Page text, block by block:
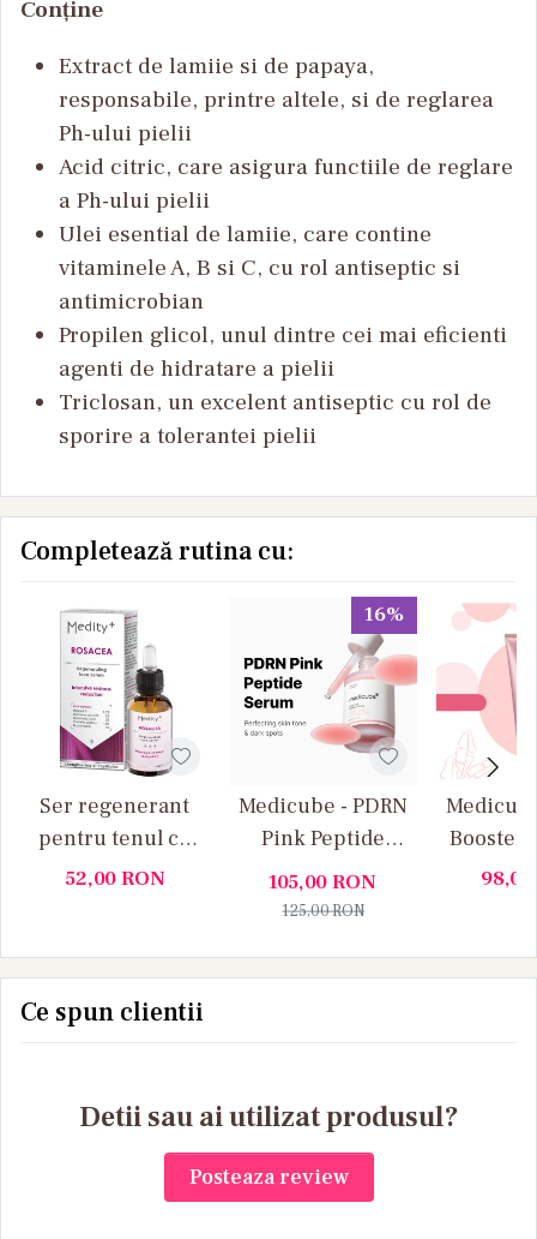
Conține
Extract de lamiie si de papaya,
responsabile, printre altele, si de reglarea
Ph-ului pielii
Acid citric, care asigura functiile de reglare
a Ph-ului pielii
Ulei esential de lamiie, care contine
vitaminele A, B si C, cu rol antiseptic si
antimicrobian
Propilen glicol, unul dintre cei mai eficienti
agenti de hidratare a pielii
Triclosan, un excelent antiseptic cu rol de
sporire a tolerantei pielii
Completează rutina cu:
Ser regenerant
pentru tenul cu
rozacee Medity+
52,00RON
16%
Medicube - PDRN
Pink Peptide
Serum - Ser facial
de Fermitate Anti
105,00RON
125,00RON
Booster
facial
98,00
Ce spun clientii
Detii sau ai utilizat produsul?
Posteaza review